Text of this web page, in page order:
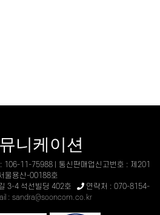
니케이션
106-11-75988 | 통신판매업신고번호 : 제201
울용산-00188호
3-4 석선빌딩 402호
연락처 : 070-8154-
: sandra@sooncom.co.kr